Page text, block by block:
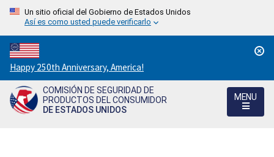
Un sitio oficial del Gobierno de Estados Unidos
Así es como usted puede verificarlo
Countdown
to
America's
250th
Happy 250th Anniversary, America!
COMISIÓN DE SEGURIDAD DE
PRODUCTOS DEL CONSUMIDOR
DE ESTADOS UNIDOS
MENU